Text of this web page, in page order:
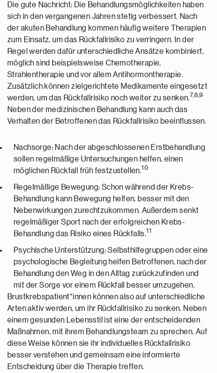
Die gute Nachricht: Die Behandlungsmöglichkeiten haben
sich in den vergangenen Jahren stetig verbessert. Nach
der akuten Behandlung kommen häufig weitere Therapien
zum Einsatz, um das Rückfallrisiko zu verringern. In der
Regel werden dafür unterschiedliche Ansätze kombiniert,
möglich sind beispielsweise Chemotherapie,
Strahlentherapie und vor allem Antihormontherapie.
Zusätzlich können zielgerichtete Medikamente eingesetzt
werden, um das Rückfallrisiko noch weiter zu senken.7,8,9
Neben der medizinischen Behandlung kann auch das
Verhalten der Betroffenen das Rückfallrisiko beeinflussen.
Nachsorge: Nach der abgeschlossenen Erstbehandlung
sollen regelmäßige Untersuchungen helfen, einen
möglichen Rückfall früh festzustellen.10
Regelmäßige Bewegung: Schon während der Krebs-
Behandlung kann Bewegung helfen, besser mit den
Nebenwirkungen zurechtzukommen. Außerdem senkt
regelmäßiger Sport nach der erfolgreichen Krebs-
Behandlung das Risiko eines Rückfalls.11
Psychische Unterstützung: Selbsthilfegruppen oder eine
psychologische Begleitung helfen Betroffenen, nach der
Behandlung den Weg in den Alltag zurückzufinden und
mit der Sorge vor einem Rückfall besser umzugehen.
Brustkrebspatient*innen können also auf unterschiedliche
Arten aktiv werden, um ihr Rückfallrisiko zu senken. Neben
einem gesunden Lebensstil ist eine der entscheidenden
Maßnahmen, mit ihrem Behandlungsteam zu sprechen. Auf
diese Weise können sie ihr individuelles Rückfallrisiko
besser verstehen und gemeinsam eine informierte
Entscheidung über die Therapie treffen.